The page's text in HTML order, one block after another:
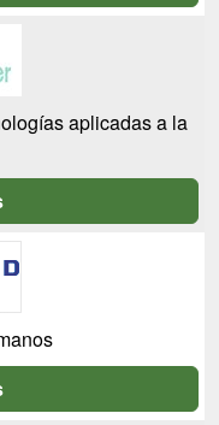
aplicadas a la